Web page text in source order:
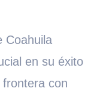
Coahuila
en su éxito
con